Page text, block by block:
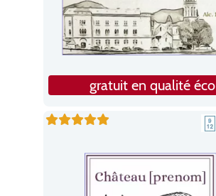
gratuit en qualité éco